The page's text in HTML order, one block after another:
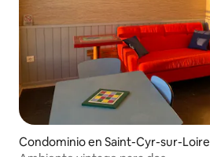
Condominio en Saint-Cyr-sur-Loire